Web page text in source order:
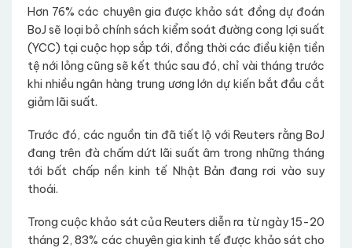
Hơn 76% các chuyên gia được khảo sát đồng dự đoán
BoJ sẽ loại bỏ chính sách kiểm soát đường cong lợi suất
(YCC) tại cuộc họp sắp tới, đồng thời các điều kiện tiền
tệ nới lỏng cũng sẽ kết thúc sau đó, chỉ vài tháng trước
khi nhiều ngân hàng trung ương lớn dự kiến bắt đầu cắt
giảm lãi suất.
Trước đó, các nguồn tin đã tiết lộ với Reuters rằng BoJ
đang trên đà chấm dứt lãi suất âm trong những tháng
tới bất chấp nền kinh tế Nhật Bản đang rơi vào suy
thoái.
Trong cuộc khảo sát của Reuters diễn ra từ ngày 15-20
tháng 2, 83% các chuyên gia kinh tế được khảo sát cho